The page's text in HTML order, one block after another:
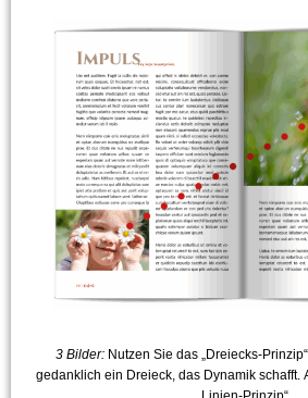
3 Bilder: Nutzen Sie das „Dreiecks-
gedanklich ein Dreieck, das Dynamik schafft.